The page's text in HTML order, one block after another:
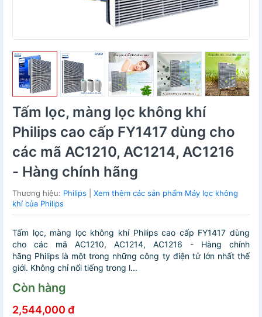
Tấm lọc, màng lọc không khí
Philips cao cấp FY1417 dùng cho
các mã AC1210, AC1214, AC1216
- Hàng chính hãng
Thương hiệu: Philips
Xem thêm các sản phẩm Máy lọc không
khí của Philips
Tấm lọc, màng lọc không khí Philips cao cấp FY1417 dùng
cho các mã AC1210, AC1214, AC1216 - Hàng chính
hãng Philips là một trong những công ty điện tử lớn nhất thế
giới. Không chỉ nổi tiếng trong l...
Còn hàng
2,544,000 đ